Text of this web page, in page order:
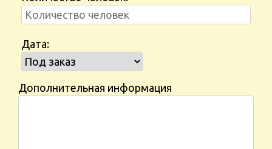
Дата:
Дополнительная информация